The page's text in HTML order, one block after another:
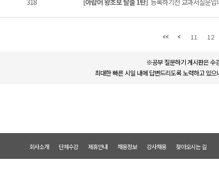
318 [아랍어 왕초보 탈출 1탄] 등록하기전 교과서질문입
11 12
※공부 질문하기 게시판은 수
최대한 빠른 시일 내에 답변드리도록 노력하고 있
회사소개 단체수강 제휴안내 채용정보 강사채용 찾아오시는 길